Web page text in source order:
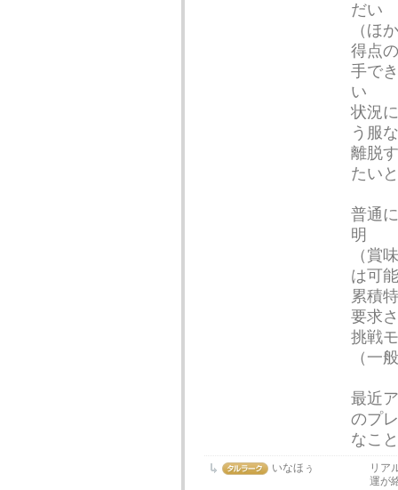
だい
（ほ
得点
手で
い
状況
う服
離脱
たい
普通
明
（賞
は可
累積
要求
挑戦
（一
最近
のプ
なこ
いなほぅ
リア
運が